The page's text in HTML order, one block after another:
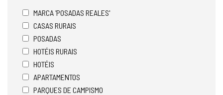
MARCA 'POSADAS REALES'
CASAS RURAIS
POSADAS
HOTÉIS RURAIS
HOTÉIS
APARTAMENTOS
PARQUES DE CAMPISMO